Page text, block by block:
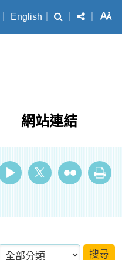
English 搜尋 分享
網站連結
分類項目